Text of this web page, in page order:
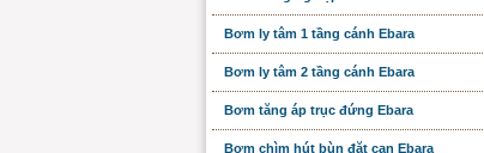
Bơm ly tâm 1 tầng cánh Ebara
Bơm ly tâm 2 tầng cánh Ebara
Bơm tăng áp trục đứng Ebara
Bơm chìm hút bùn đặt cạn Ebara